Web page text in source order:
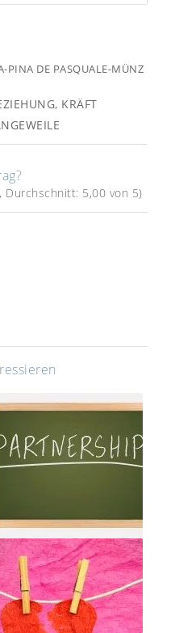
PINA DE PASQUALE-MÜNZ
, KRÄFT
5,00 von 5)